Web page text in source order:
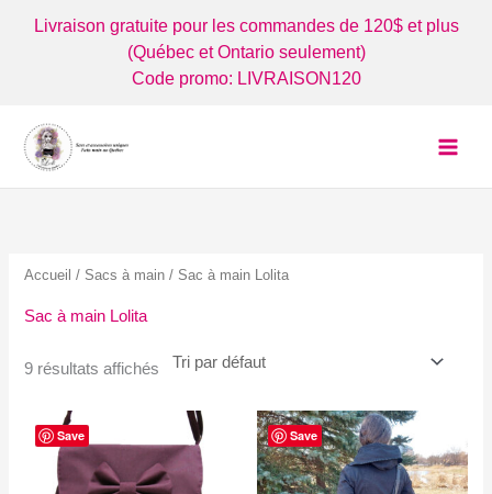
Livraison gratuite pour les commandes de 120$ et plus
(Québec et Ontario seulement)
Code promo: LIVRAISON120
Accueil / Sacs à main / Sac à main Lolita
Sac à main Lolita
9 résultats affichés
Save Save